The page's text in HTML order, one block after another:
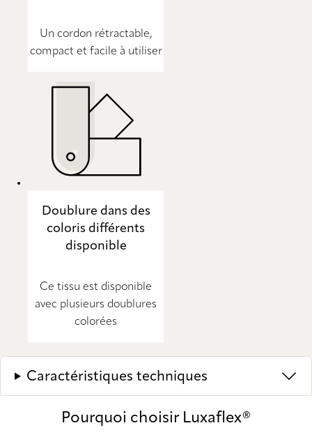
Un cordon rétractable,
compact et facile à utiliser
Doublure dans des
coloris différents
disponible
Ce tissu est disponible
avec plusieurs doublures
colorées
Caractéristiques techniques
Pourquoi choisir Luxaflex®